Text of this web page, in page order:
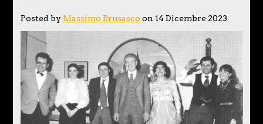
Posted by Massimo Brusasco on 14 Dicembre 2023